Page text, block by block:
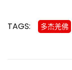
TAGS: 多杰羌佛